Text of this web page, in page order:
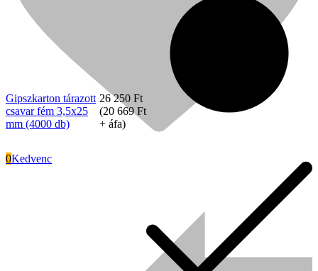
0Kedvenc
Gipszkarton tárazott
csavar fém 3,5x25
mm (4000 db)
26 250 Ft
(20 669Ft
+ áfa)